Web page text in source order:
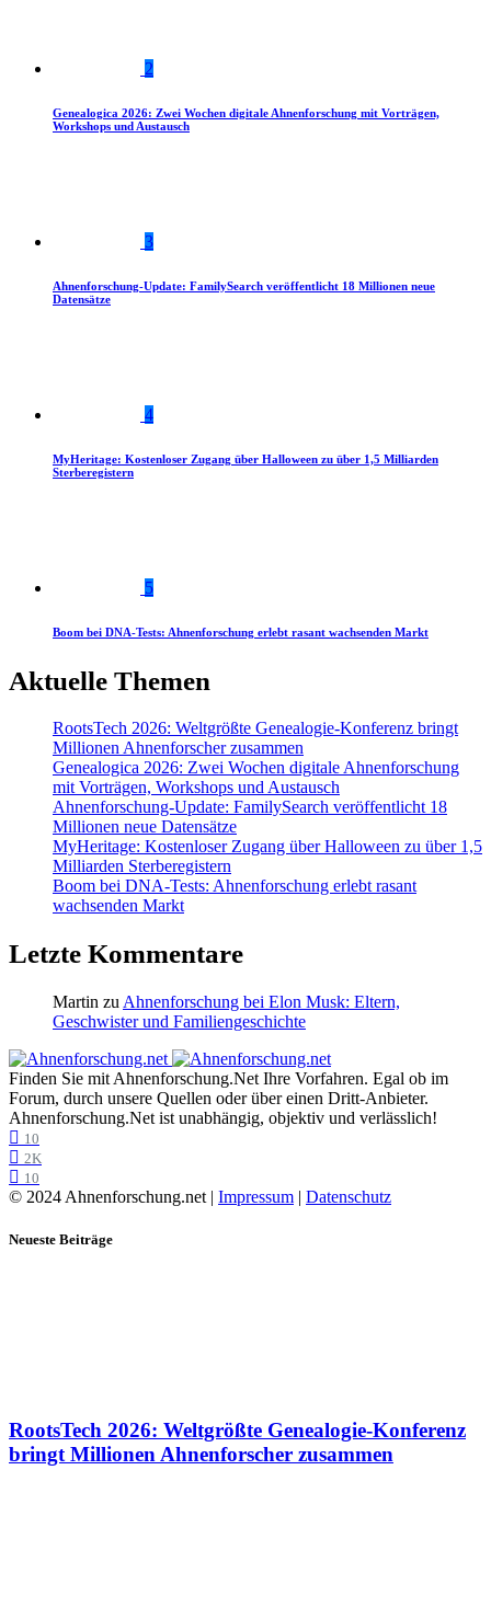
2
Genealogica 2026: Zwei Wochen digitale Ahnenforschung mit Vorträgen,
Workshops und Austausch
3
Ahnenforschung-Update: FamilySearch veröffentlicht 18 Millionen neue
Datensätze
4
MyHeritage: Kostenloser Zugang über Halloween zu über 1,5 Milliarden
Sterberegistern
5
Boom bei DNA-Tests: Ahnenforschung erlebt rasant wachsenden Markt
Aktuelle Themen
RootsTech 2026: Weltgrößte Genealogie-Konferenz bringt
Millionen Ahnenforscher zusammen
Genealogica 2026: Zwei Wochen digitale Ahnenforschung
mit Vorträgen, Workshops und Austausch
Ahnenforschung-Update: FamilySearch veröffentlicht 18
Millionen neue Datensätze
MyHeritage: Kostenloser Zugang über Halloween zu über 1,5
Milliarden Sterberegistern
Boom bei DNA-Tests: Ahnenforschung erlebt rasant
wachsenden Markt
Letzte Kommentare
Martin zu Ahnenforschung bei Elon Musk: Eltern,
Geschwister und Familiengeschichte
Finden Sie mit Ahnenforschung.Net Ihre Vorfahren. Egal ob im
Forum, durch unsere Quellen oder über einen Dritt-Anbieter.
Ahnenforschung.Net ist unabhängig, objektiv und verlässlich!
10
2K
10
© 2024 Ahnenforschung.net | Impressum | Datenschutz
Neueste Beiträge
RootsTech 2026: Weltgrößte Genealogie-Konferenz
bringt Millionen Ahnenforscher zusammen